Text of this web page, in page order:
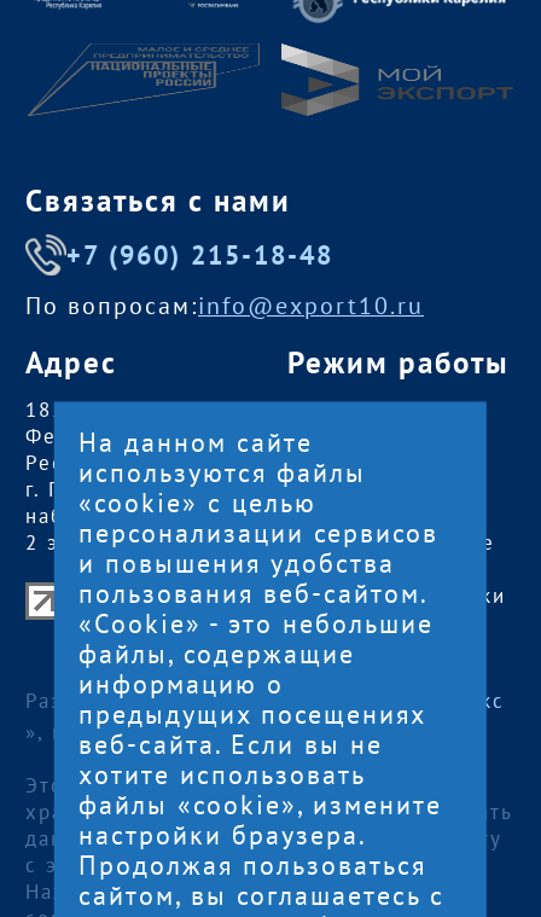
Связаться с нами
+7 (960) 215-18-48
По вопросам:info@export10.ru
Адрес
185000, Российская
Федерация,
Республика Карелия
г. Петрозаводск,
наб. Гюллинга, 11 /
2 этаж, офис 2
Режим работы
пн — чт:09:00 —
18:00
пт:09:00 — 17:00
обед с 13:00 до
14:00
сб, вс— выходные
Центр поддержки экспорта Республики
Карелия
© 2012—2024
Разработка и поддержка сайта — «
Артлекс
», г. Петрозаводск
Этот сайт использует файлы cookies для
хранения данных. Продолжая использовать
данный сайт, Вы даете согласие на работу
с этими файлами.
Нажимая кнопку «Отправить», я даю
На данном сайте
используются файлы
«cookie» с целью
персонализации сервисов
и повышения удобства
пользования веб-сайтом.
«Cookie» - это небольшие
файлы, содержащие
информацию о
предыдущих посещениях
веб-сайта. Если вы не
хотите использовать
файлы «cookie», измените
настройки браузера.
Продолжая пользоваться
сайтом, вы соглашаетесь с